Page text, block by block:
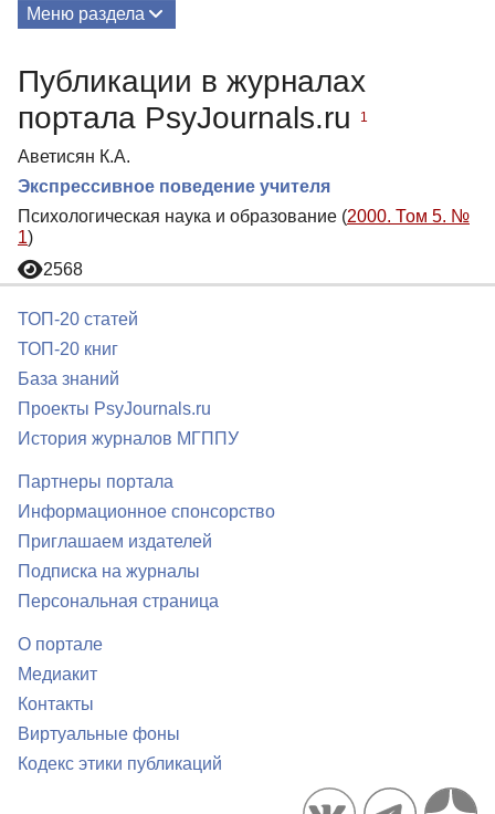
Меню раздела
Публикации в журналах
портала PsyJournals.ru
1
Аветисян К.А.
Экспрессивное поведение учителя
Психологическая наука и образование (2000. Том 5. №
1)
2568
ТОП-20 статей
ТОП-20 книг
База знаний
Проекты PsyJournals.ru
История журналов МГППУ
Партнеры портала
Информационное спонсорство
Приглашаем издателей
Подписка на журналы
Персональная страница
О портале
Медиакит
Контакты
Виртуальные фоны
Кодекс этики публикаций